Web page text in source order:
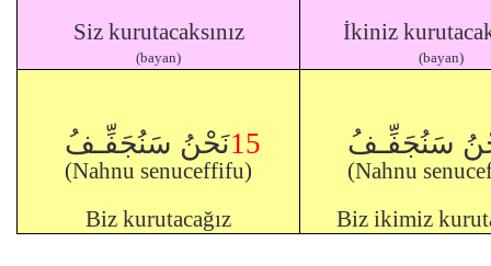
Siz kurutacaksınız
(bayan)
İkiniz
(bayan)
نَحْنُ سَنُجَفِّـفُ15
(Nahnu senuceffifu)
Biz kurutacağız
سَنُجَفِّـفُ
(Nahnu
Biz ikimiz